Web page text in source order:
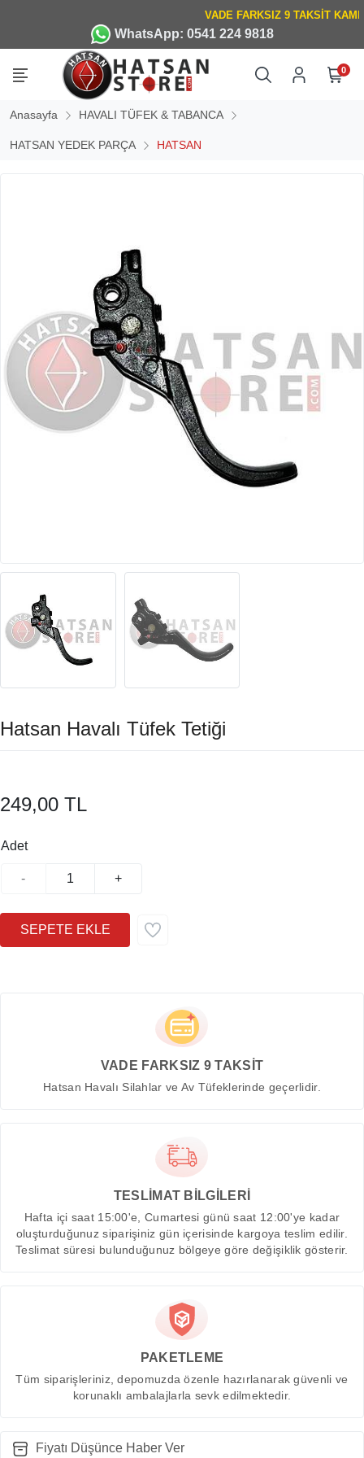
WhatsApp: 0541 224 9818
0
Anasayfa HAVALI TÜFEK & TABANCA
HATSAN YEDEK PARÇA HATSAN
Hatsan Havalı Tüfek Tetiği
249,00 TL
Adet
- +
VADE FARKSIZ 9 TAKSİT
Hatsan Havalı Silahlar ve Av Tüfeklerinde geçerlidir.
TESLİMAT BİLGİLERİ
Hafta içi saat 15:00'e, Cumartesi günü saat 12:00'ye kadar
oluşturduğunuz siparişiniz gün içerisinde kargoya teslim edilir.
Teslimat süresi bulunduğunuz bölgeye göre değişiklik gösterir.
PAKETLEME
Tüm siparişleriniz, depomuzda özenle hazırlanarak güvenli ve
korunaklı ambalajlarla sevk edilmektedir.
Fiyatı Düşünce Haber Ver